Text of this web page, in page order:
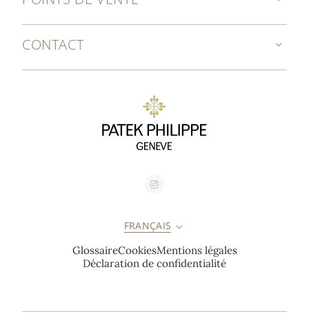
CONTACT
FRANÇAIS
GlossaireCookiesMentions légales
Déclaration de confidentialité